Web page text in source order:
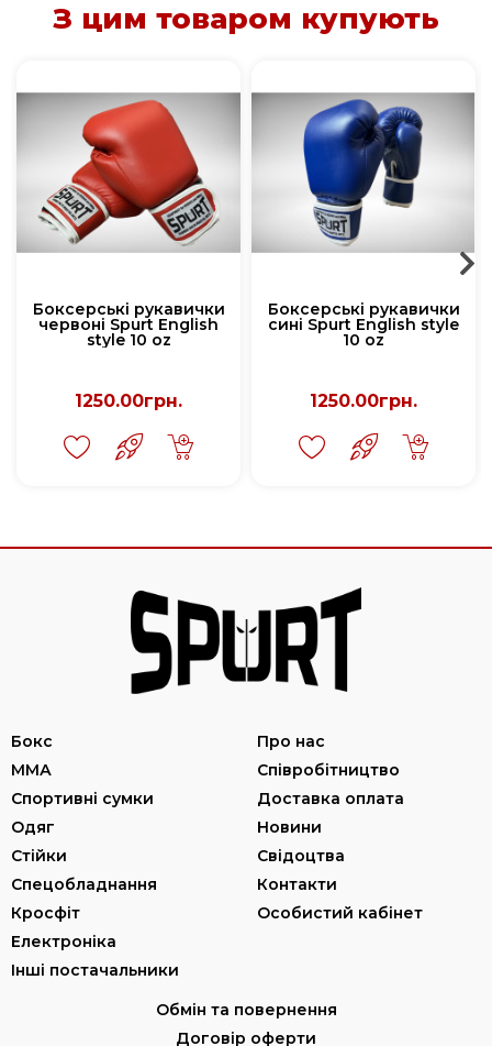
З цим товаром купують
Боксерські рукавички
червоні Spurt English
style 10 oz
1250.00грн.
Боксерські рукавички
сині Spurt English style
10 oz
1250.00грн.
Бокс
ММА
Спортивні сумки
Одяг
Стійки
Спецобладнання
Кросфіт
Електроніка
Інші постачальники
Про нас
Співробітництво
Доставка оплата
Новини
Свідоцтва
Контакти
Особистий кабінет
Обмін та повернення
Договір оферти